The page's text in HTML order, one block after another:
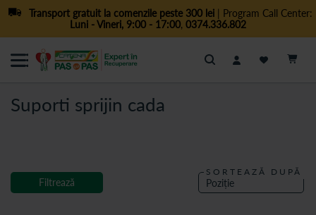
Transport gratuit la comenzile peste 300 lei| Program Call Center:
Luni - Vineri, 9:00 - 17:00, 0374.336.802
Cautare
Suporti sprijin cada
SORTEAZĂ DUPĂ
Filtrează